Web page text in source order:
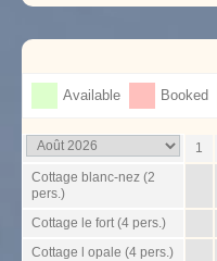
Available Booked
1
Cottage blanc-nez (2
pers.)
Cottage le fort (4 pers.)
Cottage l opale (4 pers.)